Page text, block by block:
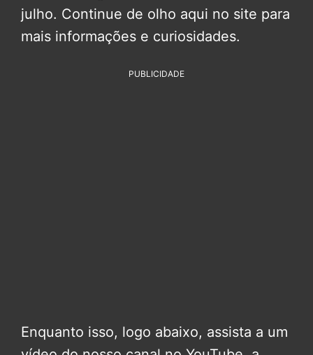
julho. Continue de olho aqui no site para
mais informações e curiosidades.
PUBLICIDADE
Enquanto isso, logo abaixo, assista a um